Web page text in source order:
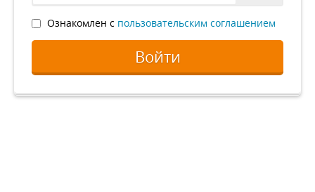
Ознакомлен с пользовательским соглашением
Войти